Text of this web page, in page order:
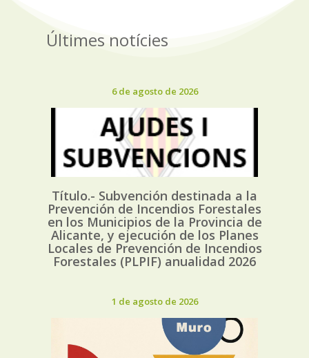
Últimes notícies
6 de agosto de 2026
Título.- Subvención destinada a la
Prevención de Incendios Forestales
en los Municipios de la Provincia de
Alicante, y ejecución de los Planes
Locales de Prevención de Incendios
Forestales (PLPIF) anualidad 2026
1 de agosto de 2026